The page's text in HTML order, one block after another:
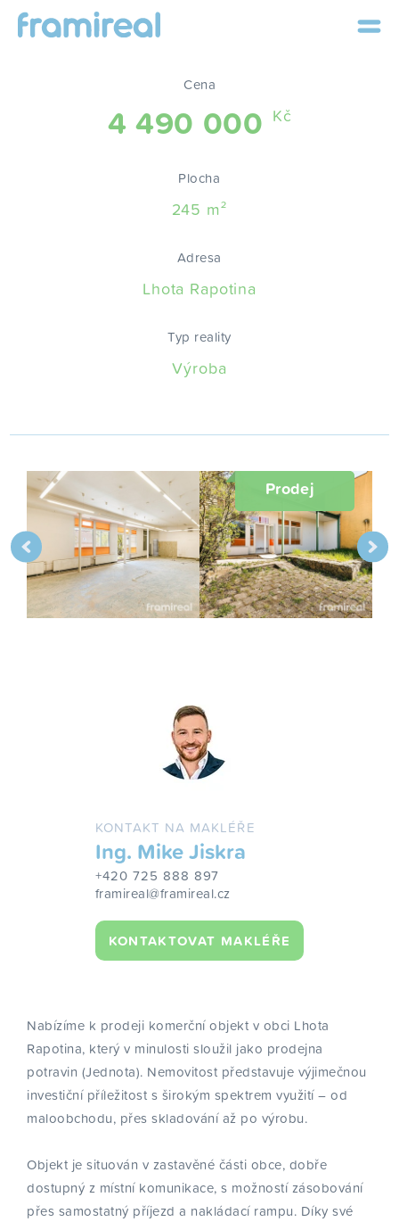
Cena
4 490 000 Kč
Plocha
245 m²
Adresa
Lhota Rapotina
Typ reality
Výroba
Prodej
KONTAKT NA MAKLÉŘE
Ing. Mike Jiskra
+420 725 888 897
framireal@framireal.cz
KONTAKTOVAT MAKLÉŘE
Nabízíme k prodeji komerční objekt v obci Lhota
Rapotina, který v minulosti sloužil jako prodejna
potravin (Jednota). Nemovitost představuje výjimečnou
investiční příležitost s širokým spektrem využití – od
maloobchodu, přes skladování až po výrobu.
Objekt je situován v zastavěné části obce, dobře
dostupný z místní komunikace, s možností zásobování
přes samostatný příjezd a nakládací rampu. Díky své